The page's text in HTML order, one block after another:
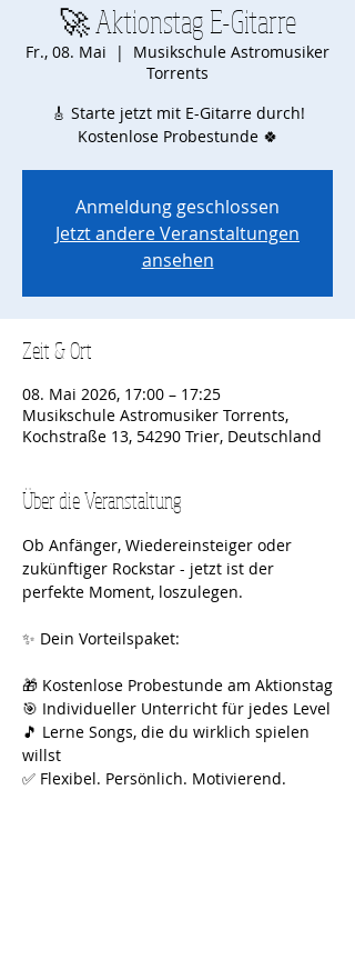
🚀 Aktionstag E-Gitarre
Fr., 08. Mai
  |
Musikschule Astromusiker
Torrents
🎸 Starte jetzt mit E-Gitarre durch!
Kostenlose Probestunde 🍀
Anmeldung geschlossen
Jetzt andere Veranstaltungen
ansehen
Zeit & Ort
08. Mai 2026, 17:00 – 17:25
Musikschule Astromusiker Torrents,
Kochstraße 13, 54290 Trier, Deutschland
Über die Veranstaltung
Ob Anfänger, Wiedereinsteiger oder
zukünftiger Rockstar - jetzt ist der
perfekte Moment, loszulegen.
✨ Dein Vorteilspaket:
🎁 Kostenlose Probestunde am Aktionstag
🎯 Individueller Unterricht für jedes Level
🎵 Lerne Songs, die du wirklich spielen
willst
✅ Flexibel. Persönlich. Motivierend.